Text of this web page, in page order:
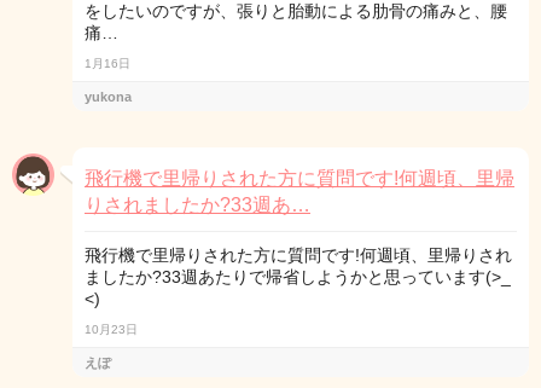
をしたいのですが、張りと胎動による肋骨の痛みと、腰
痛…
1月16日
yukona
飛行機で里帰りされた方に質問です!何週頃、里帰
りされましたか?33週あ…
飛行機で里帰りされた方に質問です!何週頃、里帰りされ
ましたか?33週あたりで帰省しようかと思っています(>_
<)
10月23日
えぽ